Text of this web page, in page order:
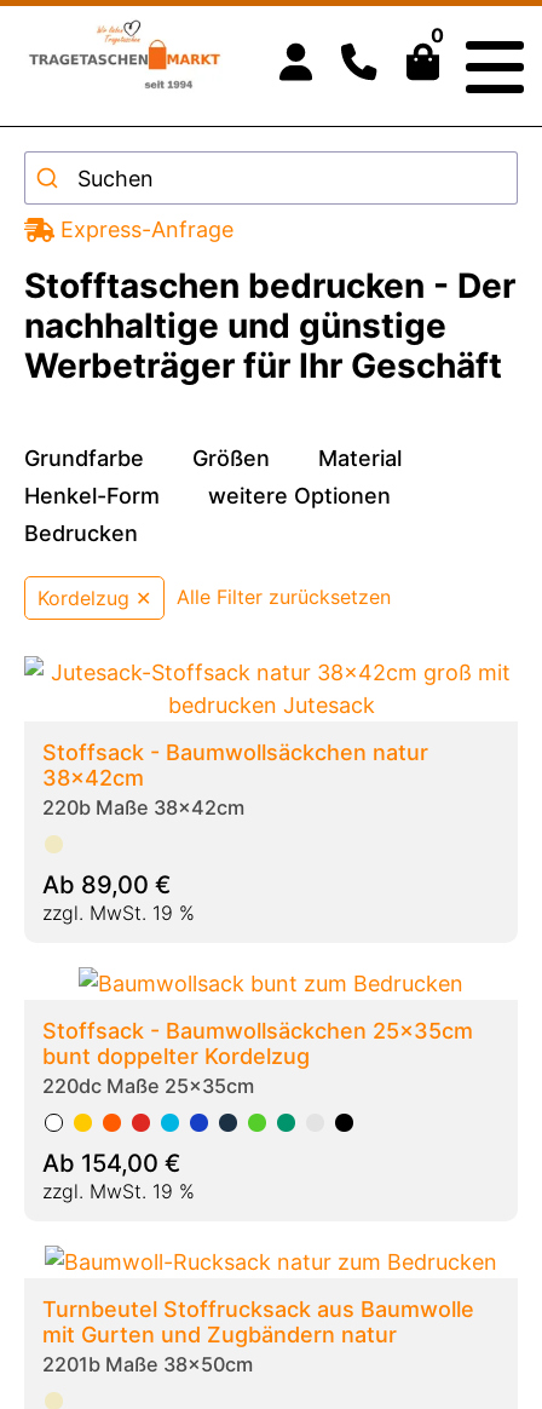
0
Suchen
Express-Anfrage
Stofftaschen bedrucken - Der
nachhaltige und günstige
Werbeträger für Ihr Geschäft
Grundfarbe Größen
Material
Henkel-Form
weitere Optionen
Bedrucken
Kordelzug ✕ Alle Filter zurücksetzen
Stoffsack - Baumwollsäckchen natur
38x42cm
220b Maße 38x42cm
Ab 89,00 €
zzgl. MwSt. 19 %
Stoffsack - Baumwollsäckchen 25x35cm
bunt doppelter Kordelzug
220dc Maße 25x35cm
Ab 154,00 €
zzgl. MwSt. 19 %
Turnbeutel Stoffrucksack aus Baumwolle
mit Gurten und Zugbändern natur
2201b Maße 38x50cm